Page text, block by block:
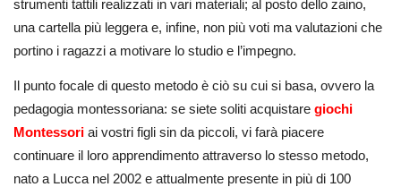
strumenti tattili realizzati in vari materiali; al posto dello zaino,
una cartella più leggera e, infine, non più voti ma valutazioni che
portino i ragazzi a motivare lo studio e l’impegno.
Il punto focale di questo metodo è ciò su cui si basa, ovvero la
pedagogia montessoriana: se siete soliti acquistare giochi
Montessori ai vostri figli sin da piccoli, vi farà piacere
continuare il loro apprendimento attraverso lo stesso metodo,
nato a Lucca nel 2002 e attualmente presente in più di 100